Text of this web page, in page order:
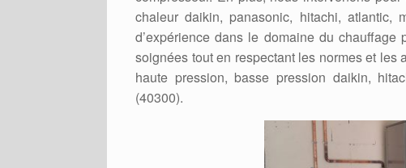
chaleur daikin, panasonic, hitachi,
d’expérience dans le domaine du
soignées tout en respectant les normes et les
haute pression, basse pression daikin,
(40300).